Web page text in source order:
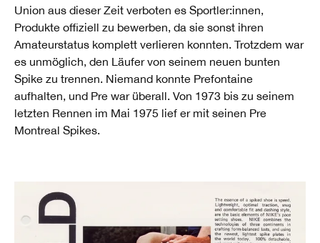
Union aus dieser Zeit verboten es Sportler:innen,
Produkte offiziell zu bewerben, da sie sonst ihren
Amateurstatus komplett verlieren konnten. Trotzdem war
es unmöglich, den Läufer von seinem neuen bunten
Spike zu trennen. Niemand konnte Prefontaine
aufhalten, und Pre war überall. Von 1973 bis zu seinem
letzten Rennen im Mai 1975 lief er mit seinen Pre
Montreal Spikes.